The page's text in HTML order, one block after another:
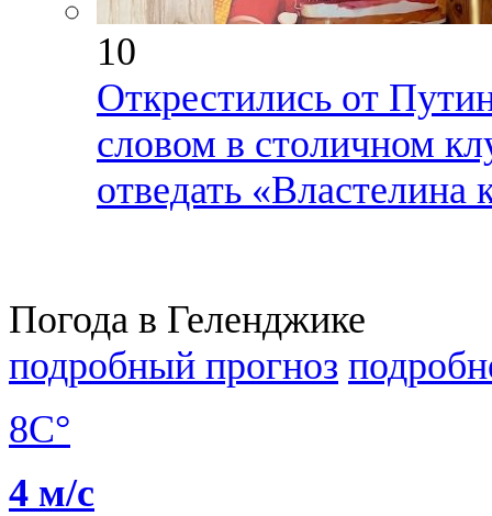
10
Открестились от
словом в столичном
отведать «Властелина
Погода в Геленджике
подробный прогноз
8C°
4 м/с